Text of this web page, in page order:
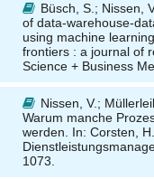
Büsch, S.; Nissen,
of data-warehouse-
using machine
frontiers : a journal of
Science + Business
Nissen, V.;
Warum manche
werden. In: Corsten,
1073.